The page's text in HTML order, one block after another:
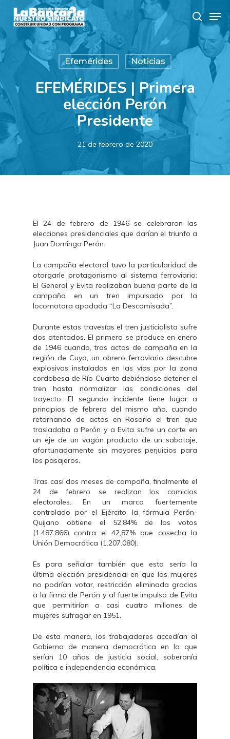
main
content
search
Efemérides Noticias
EFEMÉRIDES | Primera
elección Perón
Presidente
21 de febrero de 2020
El 24 de febrero de 1946 se celebraron las
elecciones presidenciales que darían el triunfo a
Juan Domingo Perón.
La campaña electoral tuvo la particularidad de
otorgarle protagonismo al sistema ferroviario:
El General y Evita realizaban buena parte de la
campaña en un tren impulsado por la
locomotora apodada “La Descamisada”.
Durante estas travesías el tren justicialista sufre
dos atentados. El primero se produce en enero
de 1946 cuando, tras actos de campaña en la
región de Cuyo, un obrero ferroviario descubre
explosivos instalados en las vías por la zona
cordobesa de Río Cuarto debiéndose detener el
tren hasta normalizar las condiciones del
trayecto. El segundo incidente tiene lugar a
principios de febrero del mismo año, cuando
retornando de actos en Rosario el tren que
trasladaba a Perón y a Evita sufre un corte en
un eje de un vagón producto de un sabotaje,
afortunadamente sin mayores perjuicios para
los pasajeros.
Tras casi dos meses de campaña, finalmente el
24 de febrero se realizan los comicios
electorales. En un marco fuertemente
controlado por el Ejército, la fórmula Perón-
Quijano obtiene el 52,84% de los votos
(1.487.866) contra el 42,87% que cosecha la
Unión Democrática (1.207.080).
Es para señalar también que esta sería la
última elección presidencial en que las mujeres
no podrían votar, restricción eliminada gracias
a la firma de Perón y al fuerte impulso de Evita
que permitirían a casi cuatro millones de
mujeres sufragar en 1951.
De esta manera, los trabajadores accedían al
Gobierno de manera democrática en lo que
serían 10 años de justicia social, soberanía
política e independencia económica.